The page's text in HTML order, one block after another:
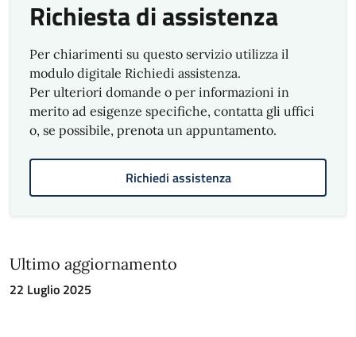
Richiesta di assistenza
Per chiarimenti su questo servizio utilizza il
modulo digitale Richiedi assistenza.
Per ulteriori domande o per informazioni in
merito ad esigenze specifiche, contatta gli uffici
o, se possibile, prenota un appuntamento.
Richiedi assistenza
Ultimo aggiornamento
22 Luglio 2025